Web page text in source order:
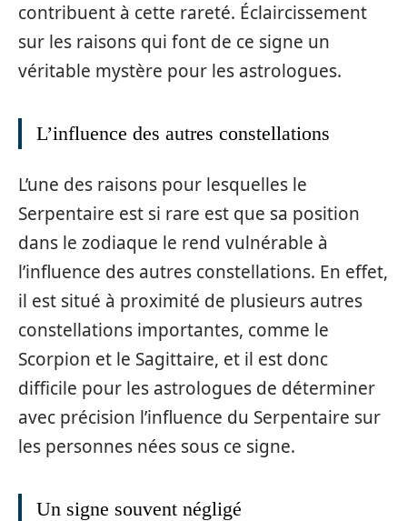
contribuent à cette rareté. Éclaircissement
sur les raisons qui font de ce signe un
véritable mystère pour les astrologues.
L’influence des autres constellations
L’une des raisons pour lesquelles le
Serpentaire est si rare est que sa position
dans le zodiaque le rend vulnérable à
l’influence des autres constellations. En effet,
il est situé à proximité de plusieurs autres
constellations importantes, comme le
Scorpion et le Sagittaire, et il est donc
difficile pour les astrologues de déterminer
avec précision l’influence du Serpentaire sur
les personnes nées sous ce signe.
Un signe souvent négligé